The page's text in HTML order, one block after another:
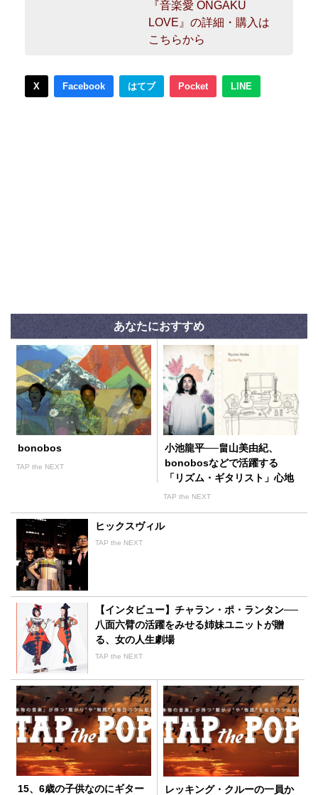
『音楽愛 ONGAKU
LOVE』の詳細・購入は
こちらから
X Facebook はてブ Pocket LINE
あなたにおすすめ
bonobos
TAP the NEXT
小池龍平──畠山美由紀、
bonobosなどで活躍する
「リズム・ギタリスト」心地
良さ満点のソロ作
TAP the NEXT
ヒックスヴィル
TAP the NEXT
【インタビュー】チャラン・ポ・ランタン──
八面六臂の活躍をみせる姉妹ユニットが贈
る、女の人生劇場
TAP the NEXT
15、6歳の子供なのにギター
レッキング・クルーの一員か